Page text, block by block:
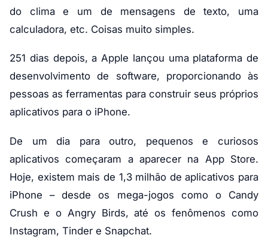
do clima e um de mensagens de texto, uma
calculadora, etc. Coisas muito simples.
251 dias depois, a Apple lançou uma plataforma de
desenvolvimento de software, proporcionando às
pessoas as ferramentas para construir seus próprios
aplicativos para o iPhone.
De um dia para outro, pequenos e curiosos
aplicativos começaram a aparecer na App Store.
Hoje, existem mais de 1,3 milhão de aplicativos para
iPhone – desde os mega-jogos como o Candy
Crush e o Angry Birds, até os fenômenos como
Instagram, Tinder e Snapchat.